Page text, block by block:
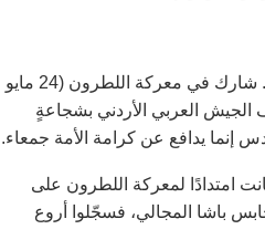
حين دوّى نداء العروبة عام 1948م دفاعًا عن فلسطين، كان الحاج عبد الكريم في طليعة من لبّوا النداء. شارك في معركة اللطرون (24 مايو
الجيش العربي الأردني بشجاعةٍ
إنما يدافع عن كرامة الأمة جمعاء.
واصل جهاده في معركة باب الواد (مارس – يونيو 1948م)، التي كانت امتدادًا لمعركة اللطرون على
باشا المجالي، فسجّلوا أروع